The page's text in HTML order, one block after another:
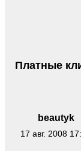
beautyk
17 авг. 2008
Платные